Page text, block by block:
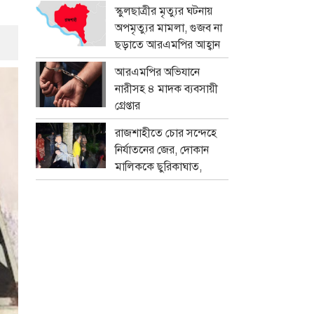
স্কুলছাত্রীর মৃত্যুর ঘটনায়
অপমৃত্যুর মামলা, গুজব না
ছড়াতে আরএমপির আহ্বান
আরএমপির অভিযানে
নারীসহ ৪ মাদক ব্যবসায়ী
গ্রেপ্তার
রাজশাহীতে চোর সন্দেহে
নির্যাতনের জের, দোকান
মালিককে ছুরিকাঘাত,
মামলা